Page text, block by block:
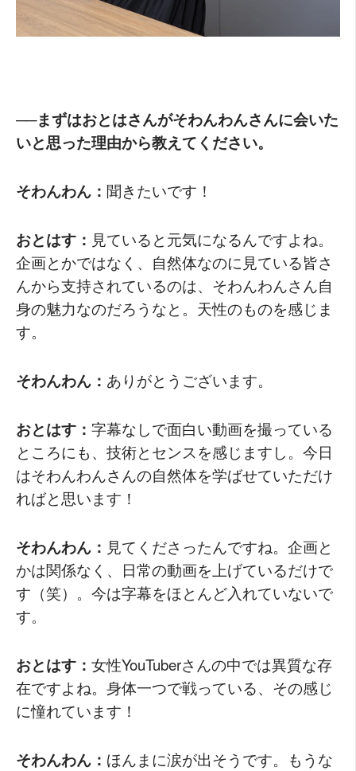
──まずはおとはさんがそわんわんさんに会いた
いと思った理由から教えてください。
そわんわん： 聞きたいです！
おとはす： 見ていると元気になるんですよね。
企画とかではなく、自然体なのに見ている皆さ
んから支持されているのは、そわんわんさん自
身の魅力なのだろうなと。天性のものを感じま
す。
そわんわん： ありがとうございます。
おとはす： 字幕なしで面白い動画を撮っている
ところにも、技術とセンスを感じますし。今日
はそわんわんさんの自然体を学ばせていただけ
ればと思います！
そわんわん： 見てくださったんですね。企画と
かは関係なく、日常の動画を上げているだけで
す（笑）。今は字幕をほとんど入れていないで
す。
おとはす： 女性YouTuberさんの中では異質な存
在ですよね。身体一つで戦っている、その感じ
に憧れています！
そわんわん： ほんまに涙が出そうです。もうな